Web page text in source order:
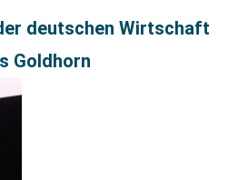
deutschen Wirtschaft
Goldhorn